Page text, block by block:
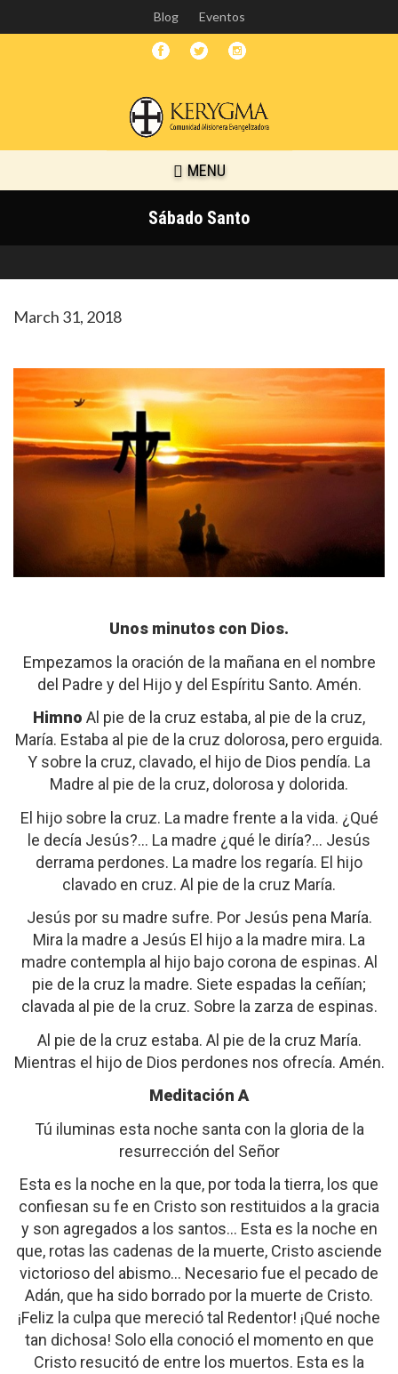
Skip
to
main
Blog Eventos
MENU
Sábado Santo
March 31, 2018
Unos minutos con Dios.
Empezamos la oración de la mañana en el nombre
del Padre y del Hijo y del Espíritu Santo. Amén.
Himno Al pie de la cruz estaba, al pie de la cruz,
María. Estaba al pie de la cruz dolorosa, pero erguida.
Y sobre la cruz, clavado, el hijo de Dios pendía. La
Madre al pie de la cruz, dolorosa y dolorida.
El hijo sobre la cruz. La madre frente a la vida. ¿Qué
le decía Jesús?… La madre ¿qué le diría?… Jesús
derrama perdones. La madre los regaría. El hijo
clavado en cruz. Al pie de la cruz María.
Jesús por su madre sufre. Por Jesús pena María.
Mira la madre a Jesús El hijo a la madre mira. La
madre contempla al hijo bajo corona de espinas. Al
pie de la cruz la madre. Siete espadas la ceñían;
clavada al pie de la cruz. Sobre la zarza de espinas.
Al pie de la cruz estaba. Al pie de la cruz María.
Mientras el hijo de Dios perdones nos ofrecía. Amén.
Meditación A
Tú iluminas esta noche santa con la gloria de la
resurrección del Señor
Esta es la noche en la que, por toda la tierra, los que
confiesan su fe en Cristo son restituidos a la gracia
y son agregados a los santos… Esta es la noche en
que, rotas las cadenas de la muerte, Cristo asciende
victorioso del abismo… Necesario fue el pecado de
Adán, que ha sido borrado por la muerte de Cristo.
¡Feliz la culpa que mereció tal Redentor! ¡Qué noche
tan dichosa! Solo ella conoció el momento en que
Cristo resucitó de entre los muertos. Esta es la